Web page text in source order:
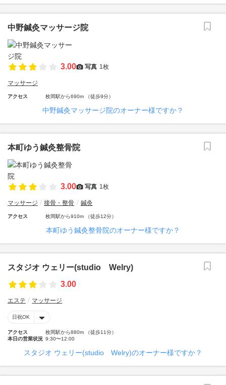
中野鍼灸マッサージ院
3.00 写真 1枚
マッサージ
アクセス 枚岡駅から690m （徒歩9分）
中野鍼灸マッサージ院のオーナー様ですか？
本町ゆう鍼灸整骨院
3.00 写真 1枚
マッサージ 接骨・整骨 鍼灸
アクセス 枚岡駅から910m （徒歩12分）
本町ゆう鍼灸整骨院のオーナー様ですか？
スタジオ ウェリー(studio Welry)
3.00
エステ マッサージ
日祝OK
アクセス
枚岡駅から880m （徒歩11分）
本日の営業状況 9:30〜12:00
スタジオ ウェリー(studio Welry)のオーナー様ですか？